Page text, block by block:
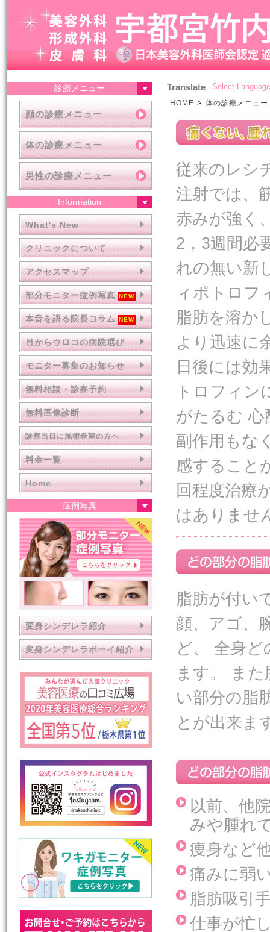
診療メニュー
顔の診療メニュー
体の診療メニュー
男性の診療メニュー
Information
What's New
クリニックについて
アクセスマップ
部分モニター症例写真
本音を語る院長コラム
目からウロコの病院選び
モニター募集のお知らせ
無料相談・診察予約
無料画像診断
診察当日に施術希望の方へ
料金一覧
Home
症例写真
変身シンデレラ紹介
変身シンデレラボーイ紹介
Translate Select Language
HOME > 体の診療メニュー
従来のレシ
注射では、
赤みが強く
2，3週間必
れの無い新
ィポトロフ
脂肪を溶か
より迅速に
日後には効
トロフィン
がたるむ 心
副作用もな
感すること
回程度治療
はありませ
脂肪が付い
顔、アゴ、
ど、 全身
ます。 ま
い部分の脂
とが出来ま
以前、他
みや腫れ
痩身など
痛みに弱
脂肪吸引
仕事が忙